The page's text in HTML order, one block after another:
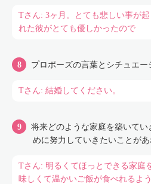
Tさん: 3ヶ月。とても悲しい事が
れた彼がとても優しかったので
プロポーズの言葉とシチュエー
Tさん: 結婚してください。
将来どのような家庭を築いて
めに努力していきたいことがあ
Tさん: 明るくてほっとできる家庭
味しくて温かいご飯が食べれるよ